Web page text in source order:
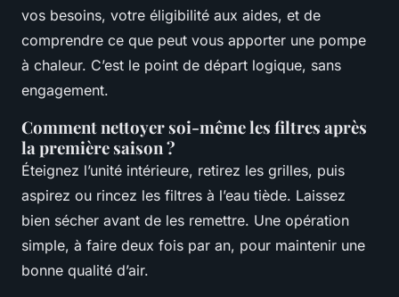
vos besoins, votre éligibilité aux aides, et de
comprendre ce que peut vous apporter une pompe
à chaleur. C’est le point de départ logique, sans
engagement.
Comment nettoyer soi-même les filtres après
la première saison ?
Éteignez l’unité intérieure, retirez les grilles, puis
aspirez ou rincez les filtres à l’eau tiède. Laissez
bien sécher avant de les remettre. Une opération
simple, à faire deux fois par an, pour maintenir une
bonne qualité d’air.